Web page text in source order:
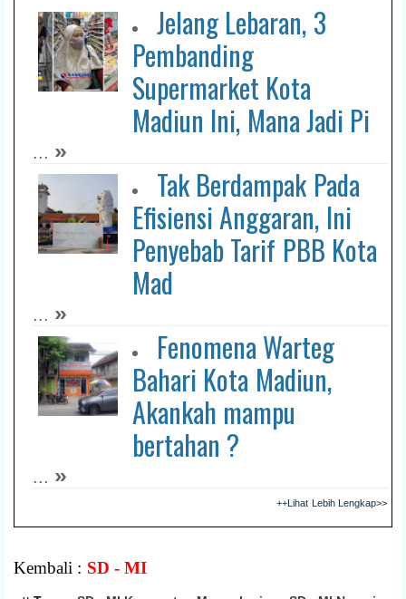
Jelang Lebaran, 3
Pembanding
Supermarket Kota
Madiun Ini, Mana Jadi Pi
... »
Tak Berdampak Pada
Efisiensi Anggaran, Ini
Penyebab Tarif PBB Kota
Mad
... »
Fenomena Warteg
Bahari Kota Madiun,
Akankah mampu
bertahan ?
... »
++Lihat Lebih Lengkap>>
Kembali : SD - MI